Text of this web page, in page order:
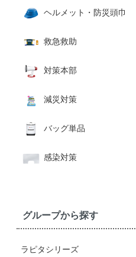
ヘルメット・防災頭巾
救急救助
対策本部
減災対策
バッグ単品
感染対策
グループから探す
ラピタシリーズ